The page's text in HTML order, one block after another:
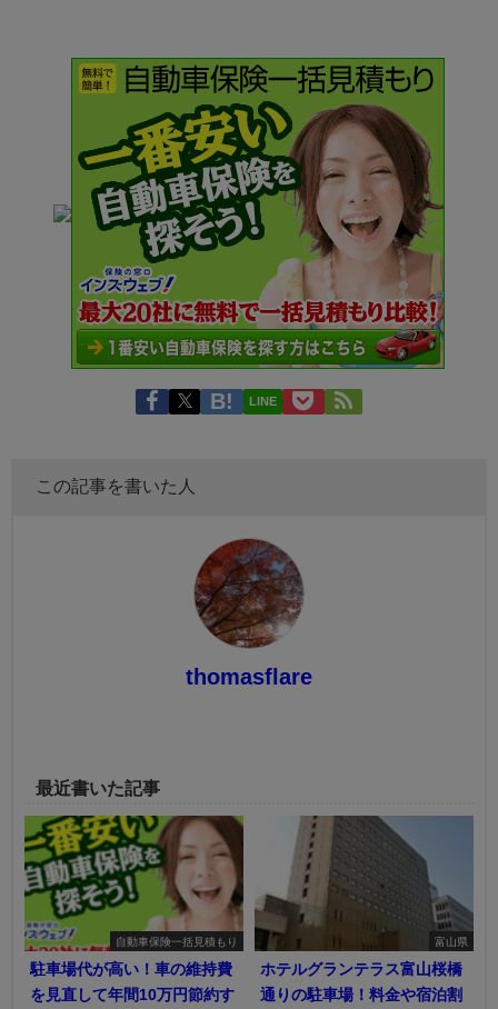
LINE
この記事を書いた人
thomasflare
最近書いた記事
自動車保険一括見積もり
駐車場代が高い！車の維持費
を見直して年間10万円節約す
富山県
ホテルグランテラス富山桜橋
通りの駐車場！料金や宿泊割